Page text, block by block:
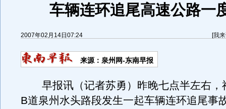
车辆连环追尾高速公路一
2007年02月14日07:24 [我
来源：泉州网-东南早报
早报讯（记者苏勇）昨晚七点半左右，
B道泉州水头路段发生一起车辆连环追尾事